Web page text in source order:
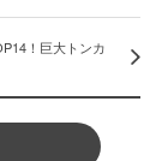
！巨大トンカ